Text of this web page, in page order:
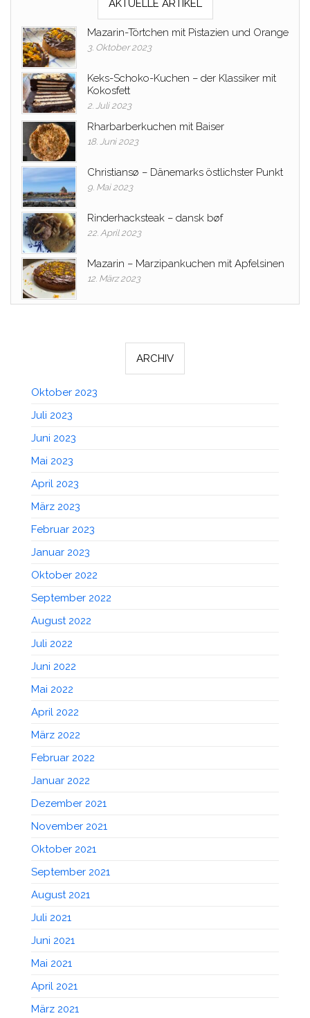
AKTUELLE ARTIKEL
Mazarin-Törtchen mit Pistazien und Orange
3. Oktober 2023
Keks-Schoko-Kuchen – der Klassiker mit
Kokosfett
2. Juli 2023
Rharbarberkuchen mit Baiser
18. Juni 2023
Christiansø – Dänemarks östlichster Punkt
9. Mai 2023
Rinderhacksteak – dansk bøf
22. April 2023
Mazarin – Marzipankuchen mit Apfelsinen
12. März 2023
ARCHIV
Oktober 2023
Juli 2023
Juni 2023
Mai 2023
April 2023
März 2023
Februar 2023
Januar 2023
Oktober 2022
September 2022
August 2022
Juli 2022
Juni 2022
Mai 2022
April 2022
März 2022
Februar 2022
Januar 2022
Dezember 2021
November 2021
Oktober 2021
September 2021
August 2021
Juli 2021
Juni 2021
Mai 2021
April 2021
März 2021